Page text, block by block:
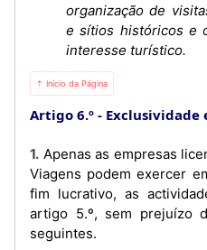
organização de
e sítios históricos e
interesse turístico.
⇡ Início da Página
Artigo 6.º Exclusividade
1. Apenas as empresas licenciadas como Agências de
Viagens podem exercer
fim lucrativo, as
artigo 5.º, sem prejuízo
seguintes.